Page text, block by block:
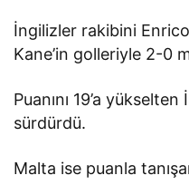
İngilizler rakibini
Kane’in golleriyle 2-0
Puanını 19’a
sürdürdü.
Malta ise puanla